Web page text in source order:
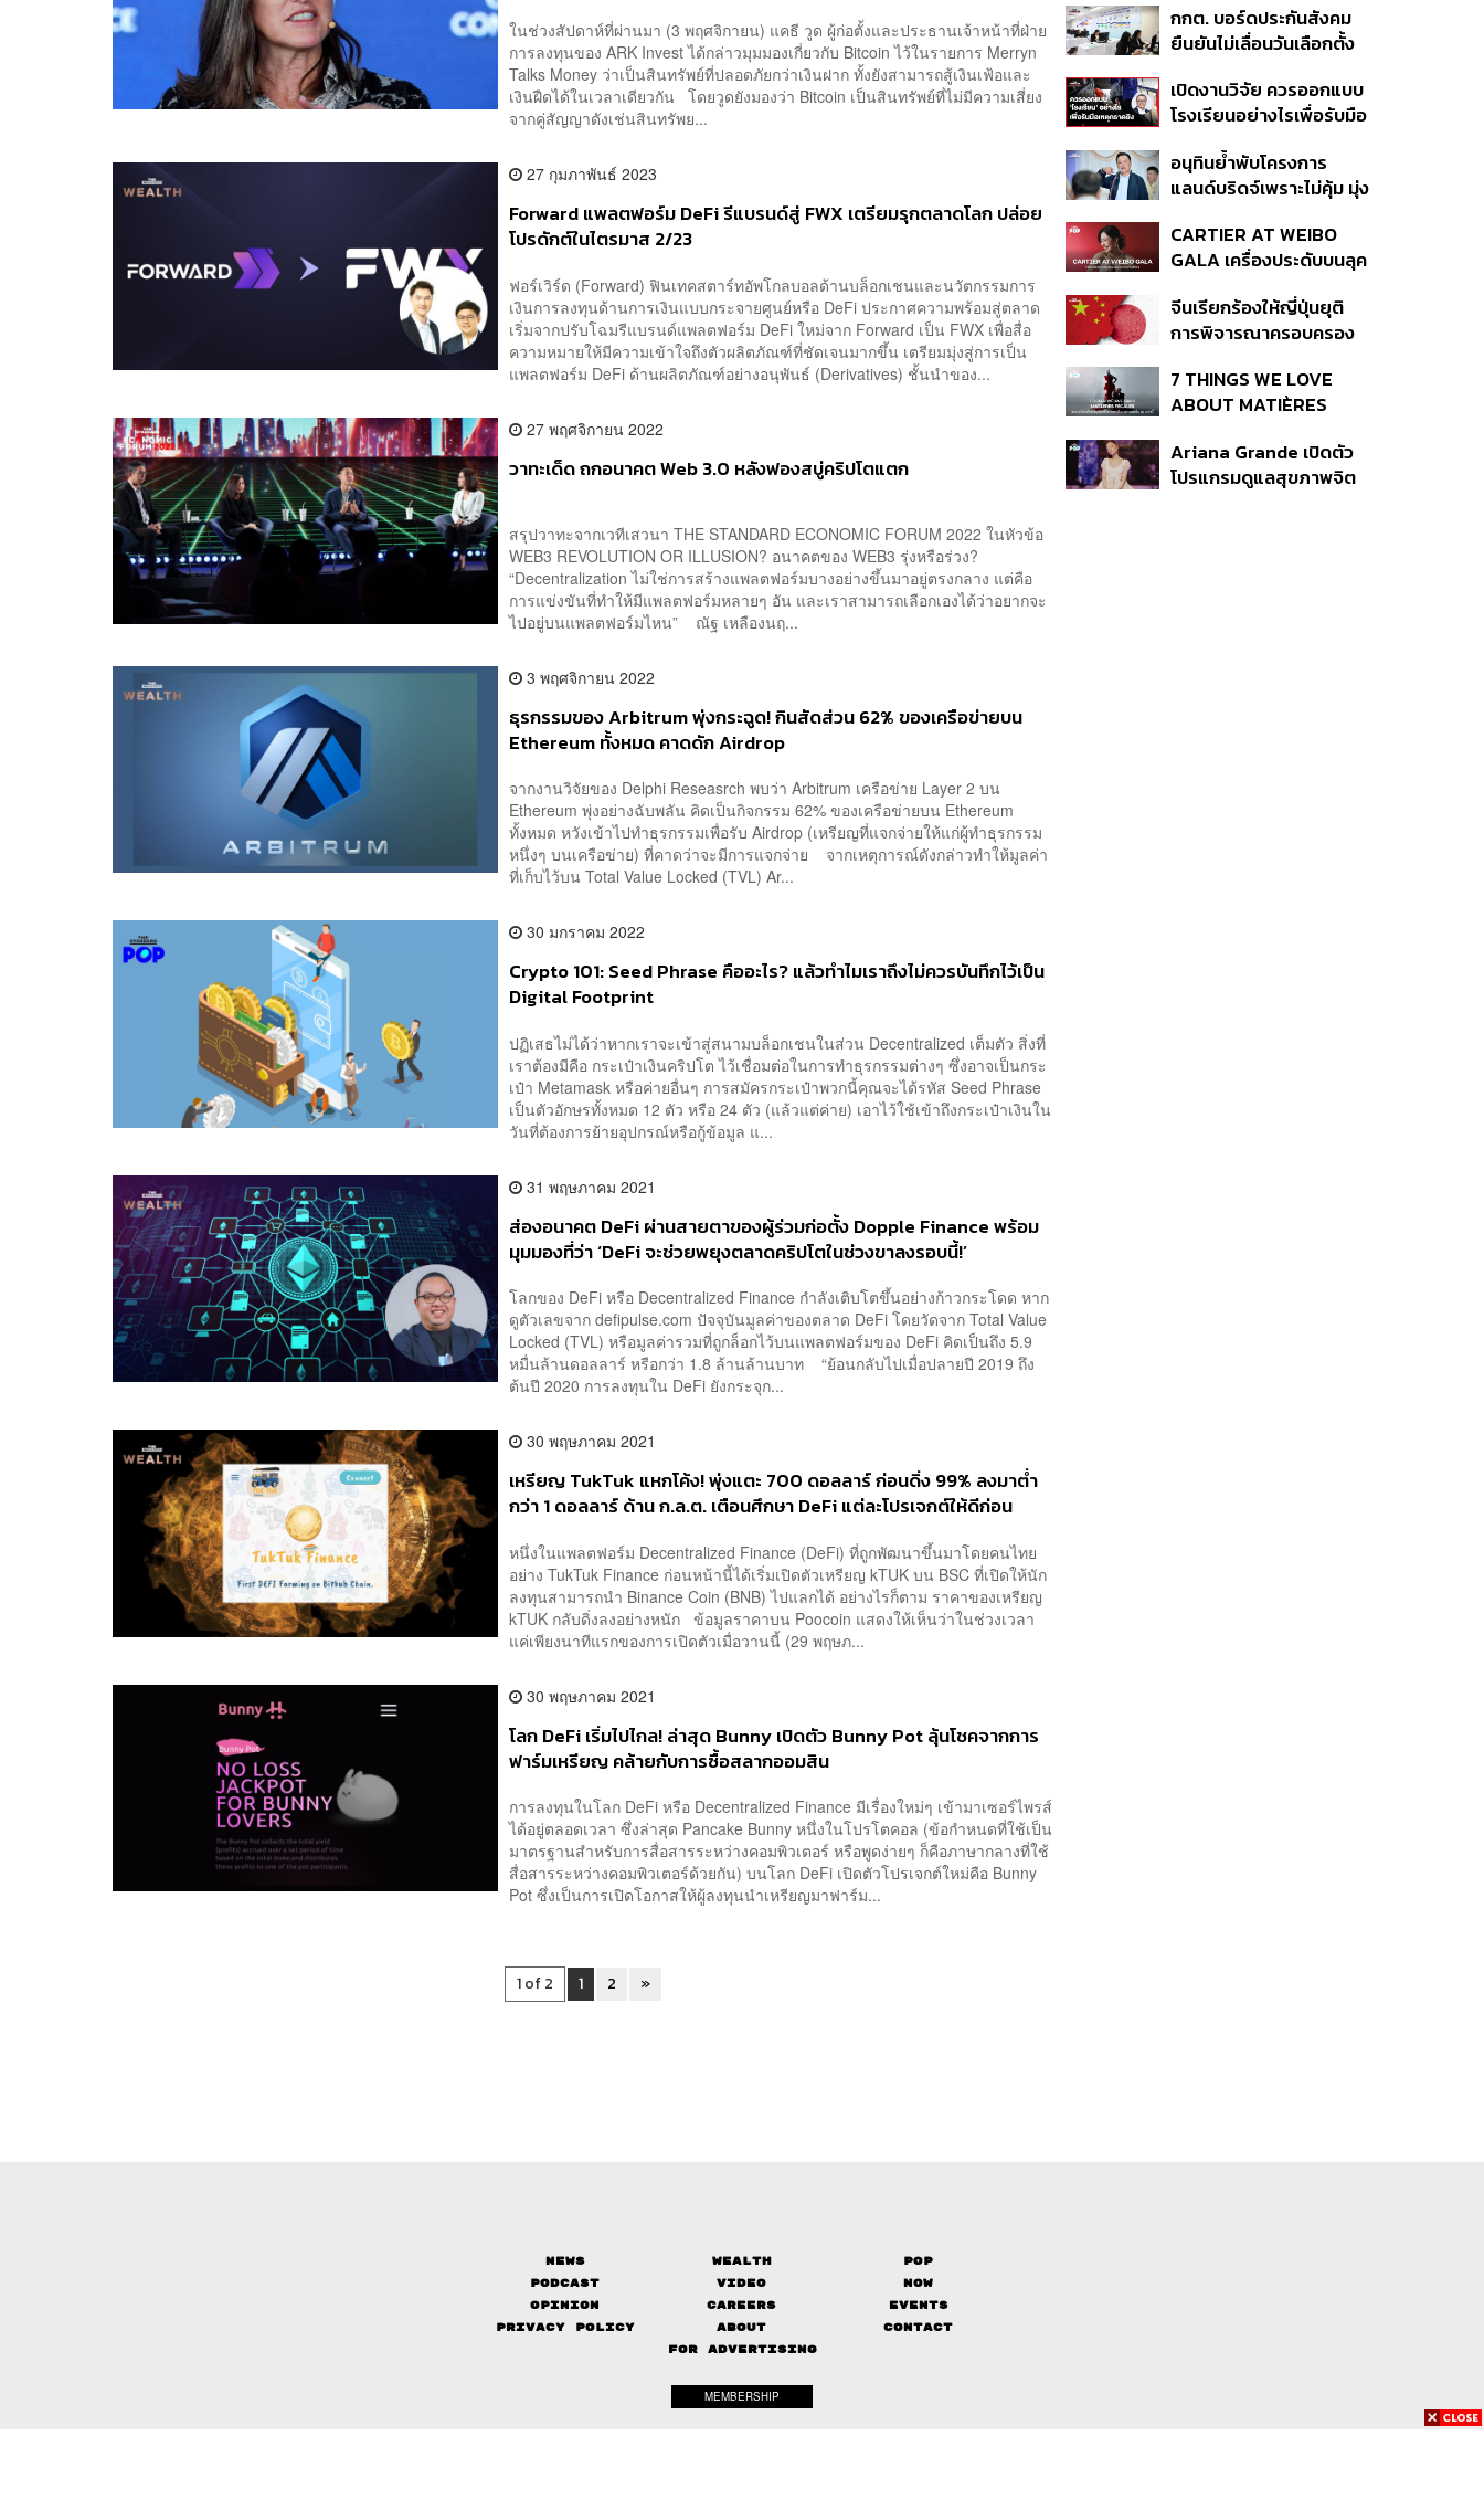
ในช่วงสัปดาห์ที่ผ่านมา (3 พฤศจิกายน) แคธี วูด ผู้ก่อตั้งและประธานเจ้าหน้าที่ฝ่าย
การลงทุนของ ARK Invest ได้กล่าวมุมมองเกี่ยวกับ Bitcoin ไว้ในรายการ Merryn
Talks Money ว่าเป็นสินทรัพย์ที่ปลอดภัยกว่าเงินฝาก ทั้งยังสามารถสู้เงินเฟ้อและ
เงินฝืดได้ในเวลาเดียวกัน โดยวูดยังมองว่า Bitcoin เป็นสินทรัพย์ที่ไม่มีความเสี่ยง
จากคู่สัญญาดังเช่นสินทรัพย...
27 กุมภาพันธ์ 2023
Forward แพลตฟอร์ม DeFi รีแบรนด์สู่ FWX เตรียมรุกตลาดโลก ปล่อย
โปรดักต์ในไตรมาส 2/23
ฟอร์เวิร์ด (Forward) ฟินเทคสตาร์ทอัพโกลบอลด้านบล็อกเชนและนวัตกรรมการ
เงินการลงทุนด้านการเงินแบบกระจายศูนย์หรือ DeFi ประกาศความพร้อมสู่ตลาด
เริ่มจากปรับโฉมรีแบรนด์แพลตฟอร์ม DeFi ใหม่จาก Forward เป็น FWX เพื่อสื่อ
ความหมายให้มีความเข้าใจถึงตัวผลิตภัณฑ์ที่ชัดเจนมากขึ้น เตรียมมุ่งสู่การเป็น
แพลตฟอร์ม DeFi ด้านผลิตภัณฑ์อย่างอนุพันธ์ (Derivatives) ชั้นนำของ...
27 พฤศจิกายน 2022
วาทะเด็ด ถกอนาคต Web 3.0 หลังฟองสบู่คริปโตแตก
สรุปวาทะจากเวทีเสวนา THE STANDARD ECONOMIC FORUM 2022 ในหัวข้อ
WEB3 REVOLUTION OR ILLUSION? อนาคตของ WEB3 รุ่งหรือร่วง?
“Decentralization ไม่ใช่การสร้างแพลตฟอร์มบางอย่างขึ้นมาอยู่ตรงกลาง แต่คือ
การแข่งขันที่ทำให้มีแพลตฟอร์มหลายๆ อัน และเราสามารถเลือกเองได้ว่าอยากจะ
ไปอยู่บนแพลตฟอร์มไหน” ณัฐ เหลืองนฤ...
3 พฤศจิกายน 2022
ธุรกรรมของ Arbitrum พุ่งกระฉูด​! กินสัดส่วน 62% ของเครือข่ายบน
Ethereum ทั้งหมด คาดดัก Airdrop
จากงานวิจัยของ Delphi Reseasrch พบว่า Arbitrum เครือข่าย Layer 2 บน
Ethereum พุ่งอย่างฉับพลัน คิดเป็นกิจกรรม 62% ของเครือข่ายบน Ethereum
ทั้งหมด หวังเข้าไปทำธุรกรรมเพื่อรับ Airdrop (เหรียญที่แจกจ่ายให้แก่ผู้ทำธุรกรรม
หนึ่งๆ บนเครือข่าย) ที่คาดว่าจะมีการแจกจ่าย จากเหตุการณ์ดังกล่าวทำให้มูลค่า
ที่เก็บไว้บน Total Value Locked (TVL) Ar...
30 มกราคม 2022
Crypto 101: Seed Phrase คืออะไร? แล้วทำไมเราถึงไม่ควรบันทึกไว้เป็น
Digital Footprint
ปฏิเสธไม่ได้ว่าหากเราจะเข้าสู่สนามบล็อกเชนในส่วน Decentralized เต็มตัว สิ่งที่
เราต้องมีคือ กระเป๋าเงินคริปโต ไว้เชื่อมต่อในการทำธุรกรรมต่างๆ ซึ่งอาจเป็นกระ
เป๋า Metamask หรือค่ายอื่นๆ การสมัครกระเป๋าพวกนี้คุณจะได้รหัส Seed Phrase
เป็นตัวอักษรทั้งหมด 12 ตัว หรือ 24 ตัว (แล้วแต่ค่าย) เอาไว้ใช้เข้าถึงกระเป๋าเงินใน
วันที่ต้องการย้ายอุปกรณ์หรือกู้ข้อมูล แ...
31 พฤษภาคม 2021
ส่องอนาคต DeFi ผ่านสายตาของผู้ร่วมก่อตั้ง Dopple Finance พร้อม
มุมมองที่ว่า ‘DeFi จะช่วยพยุงตลาดคริปโตในช่วงขาลงรอบนี้!’
โลกของ DeFi หรือ Decentralized Finance กำลังเติบโตขึ้นอย่างก้าวกระโดด หาก
ดูตัวเลขจาก defipulse.com ปัจจุบันมูลค่าของตลาด DeFi โดยวัดจาก Total Value
Locked (TVL) หรือมูลค่ารวมที่ถูกล็อกไว้บนแพลตฟอร์มของ DeFi คิดเป็นถึง 5.9
หมื่นล้านดอลลาร์ หรือกว่า 1.8 ล้านล้านบาท “ย้อนกลับไปเมื่อปลายปี 2019 ถึง
ต้นปี 2020 การลงทุนใน DeFi ยังกระจุก...
30 พฤษภาคม 2021
เหรียญ TukTuk แหกโค้ง! พุ่งแตะ 700 ดอลลาร์ ก่อนดิ่ง 99% ลงมาต่ำ
กว่า 1 ดอลลาร์ ด้าน ก.ล.ต. เตือนศึกษา DeFi แต่ละโปรเจกต์ให้ดีก่อน
หนึ่งในแพลตฟอร์ม Decentralized Finance (DeFi) ที่ถูกพัฒนาขึ้นมาโดยคนไทย
อย่าง TukTuk Finance ก่อนหน้านี้ได้เริ่มเปิดตัวเหรียญ kTUK บน BSC ที่เปิดให้นัก
ลงทุนสามารถนำ Binance Coin (BNB) ไปแลกได้ อย่างไรก็ตาม ราคาของเหรียญ
kTUK กลับดิ่งลงอย่างหนัก ข้อมูลราคาบน Poocoin แสดงให้เห็นว่าในช่วงเวลา
แค่เพียงนาทีแรกของการเปิดตัวเมื่อวานนี้ (29 พฤษภ...
30 พฤษภาคม 2021
โลก DeFi เริ่มไปไกล! ล่าสุด Bunny เปิดตัว Bunny Pot ลุ้นโชคจากการ
ฟาร์มเหรียญ คล้ายกับการซื้อสลากออมสิน
การลงทุนในโลก DeFi หรือ Decentralized Finance มีเรื่องใหม่ๆ เข้ามาเซอร์ไพรส์
ได้อยู่ตลอดเวลา ซึ่งล่าสุด Pancake Bunny หนึ่งในโปรโตคอล (ข้อกำหนดที่ใช้เป็น
มาตรฐานสำหรับการสื่อสารระหว่างคอมพิวเตอร์ หรือพูดง่ายๆ ก็คือภาษากลางที่ใช้
สื่อสารระหว่างคอมพิวเตอร์ด้วยกัน) บนโลก DeFi เปิดตัวโปรเจกต์ใหม่คือ Bunny
Pot ซึ่งเป็นการเปิดโอกาสให้ผู้ลงทุนนำเหรียญมาฟาร์ม...
1 of 2 1 2 »
พัน Music Marketing ใน
ปีที่ธุรกิจร้านอาหารโต
กกต. บอร์ดประกันสังคม
ยืนยันไม่เลื่อนวันเลือกตั้ง
ตามคำสั่งทุเลาของศาล
เปิดงานวิจัย ควรออกแบบ
โรงเรียนอย่างไรเพื่อรับมือ
อนุทินย้ำพับโครงการ
แลนด์บริดจ์เพราะไม่คุ้ม มุ่ง
รองรับอ่าวไทย-อันดามัน
CARTIER AT WEIBO
GALA เครื่องประดับบนลุค
สำคัญ
จีนเรียกร้องให้ญี่ปุ่นยุติ
การพิจารณาครอบครอง
7 THINGS WE LOVE
ABOUT MATIÈRES
Ariana Grande เปิดตัว
โปรแกรมดูแลสุขภาพจิต
News Wealth
Pop
Podcast
Video
Now
Opinion
Careers
Events
Privacy Policy
About
Contact
FOR ADVERTISING
MEMBERSHIP